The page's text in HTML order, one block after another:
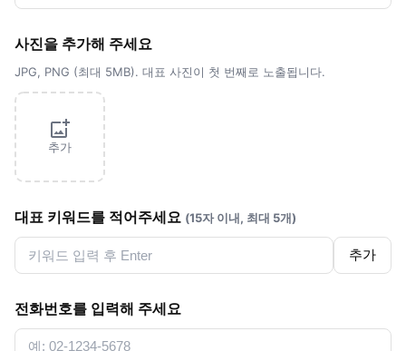
사진을 추가해 주세요
JPG, PNG (최대 5MB). 대표 사진이 첫 번째로 노출됩니다.
추가
대표 키워드를 적어주세요 (15자 이내, 최대 5개)
추가
전화번호를 입력해 주세요